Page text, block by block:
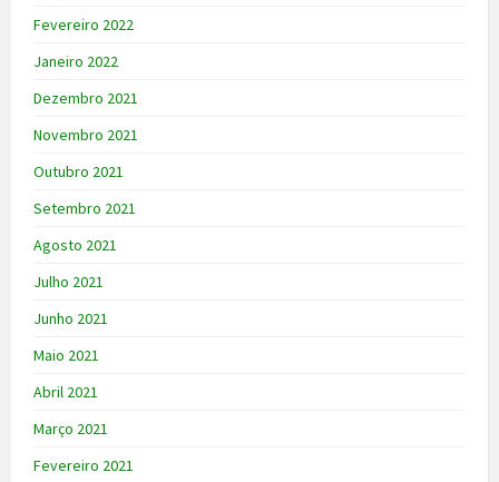
Fevereiro 2022
Janeiro 2022
Dezembro 2021
Novembro 2021
Outubro 2021
Setembro 2021
Agosto 2021
Julho 2021
Junho 2021
Maio 2021
Abril 2021
Março 2021
Fevereiro 2021